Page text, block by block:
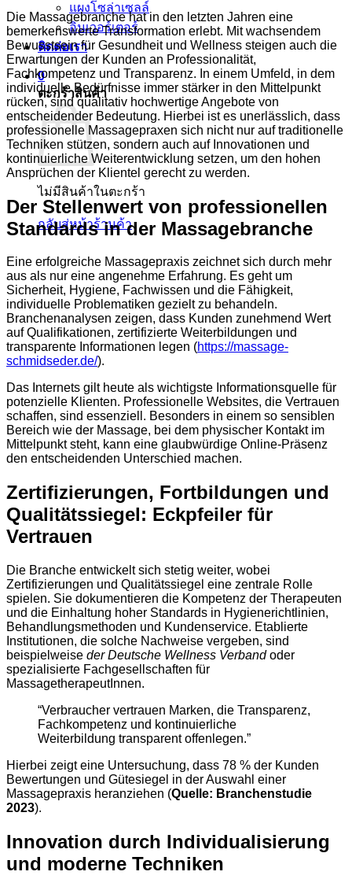
แผงโซล่าเซลล์
อินเวอร์เตอร์
ติดต่อเรา
0
ตะกร้าสินค้า
ไม่มีสินค้าในตะกร้า
กลับสู่หน้าร้านค้า
Die Massagebranche hat in den letzten Jahren eine
bemerkenswerte Transformation erlebt. Mit wachsendem
Bewusstsein für Gesundheit und Wellness steigen auch die
Erwartungen der Kunden an Professionalität,
Fachkompetenz und Transparenz. In einem Umfeld, in dem
individuelle Bedürfnisse immer stärker in den Mittelpunkt
rücken, sind qualitativ hochwertige Angebote von
entscheidender Bedeutung. Hierbei ist es unerlässlich, dass
professionelle Massagepraxen sich nicht nur auf traditionelle
Techniken stützen, sondern auch auf Innovationen und
kontinuierliche Weiterentwicklung setzen, um den hohen
Ansprüchen der Klientel gerecht zu werden.
Der Stellenwert von professionellen
Standards in der Massagebranche
Eine erfolgreiche Massagepraxis zeichnet sich durch mehr
aus als nur eine angenehme Erfahrung. Es geht um
Sicherheit, Hygiene, Fachwissen und die Fähigkeit,
individuelle Problematiken gezielt zu behandeln.
Branchenanalysen zeigen, dass Kunden zunehmend Wert
auf Qualifikationen, zertifizierte Weiterbildungen und
transparente Informationen legen (https://massage-
schmidseder.de/).
Das Internets gilt heute als wichtigste Informationsquelle für
potenzielle Klienten. Professionelle Websites, die Vertrauen
schaffen, sind essenziell. Besonders in einem so sensiblen
Bereich wie der Massage, bei dem physischer Kontakt im
Mittelpunkt steht, kann eine glaubwürdige Online-Präsenz
den entscheidenden Unterschied machen.
Zertifizierungen, Fortbildungen und
Qualitätssiegel: Eckpfeiler für
Vertrauen
Die Branche entwickelt sich stetig weiter, wobei
Zertifizierungen und Qualitätssiegel eine zentrale Rolle
spielen. Sie dokumentieren die Kompetenz der Therapeuten
und die Einhaltung hoher Standards in Hygienerichtlinien,
Behandlungsmethoden und Kundenservice. Etablierte
Institutionen, die solche Nachweise vergeben, sind
beispielweise der Deutsche Wellness Verbandoder
spezialisierte Fachgesellschaften für
MassagetherapeutInnen.
“Verbraucher vertrauen Marken, die Transparenz,
Fachkompetenz und kontinuierliche
Weiterbildung transparent offenlegen.”
Hierbei zeigt eine Untersuchung, dass 78 % der Kunden
Bewertungen und Gütesiegel in der Auswahl einer
Massagepraxis heranziehen (Quelle: Branchenstudie
2023).
Innovation durch Individualisierung
und moderne Techniken